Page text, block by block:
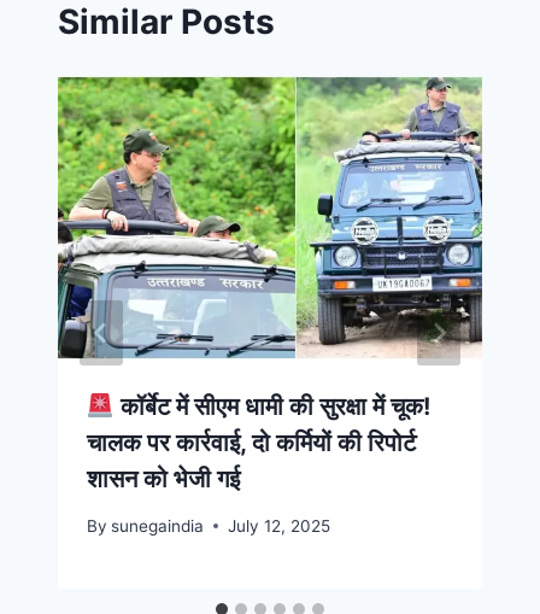
Similar Posts
कॉर्बेट में सीएम धामी की सुरक्षा में चूक!
चालक पर कार्रवाई, दो कर्मियों की रिपोर्ट
शासन को भेजी गई
By sunegaindia July 12, 2025